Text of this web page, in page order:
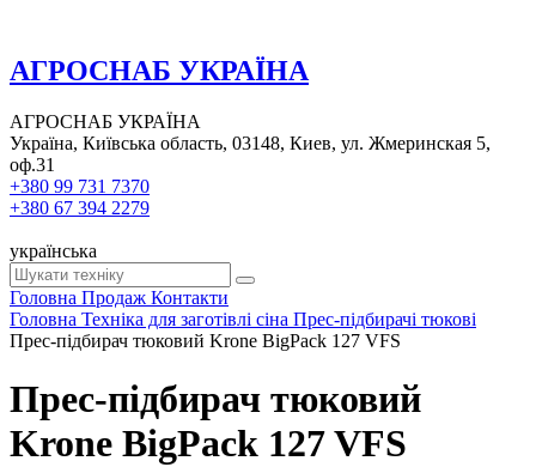
АГРОСНАБ УКРАЇНА
АГРОСНАБ УКРАЇНА
Україна, Київська область, 03148, Киев, ул. Жмеринская 5,
оф.31
+380 99 731 7370
+380 67 394 2279
українська
Головна Продаж Контакти
Головна Техніка для заготівлі сіна Прес-підбирачі тюкові
Прес-підбирач тюковий Krone BigPack 127 VFS
Прес-підбирач тюковий
Krone BigPack 127 VFS